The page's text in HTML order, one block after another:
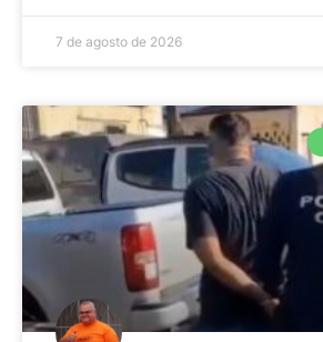
7 de agosto de 2026